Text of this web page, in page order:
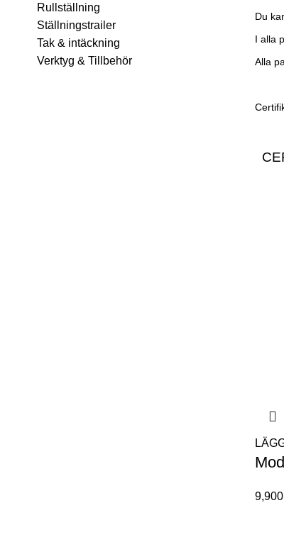
Rullställning
Ställningstrailer
Tak & intäckning
Verktyg & Tillbehör
Du
I alla
Alla